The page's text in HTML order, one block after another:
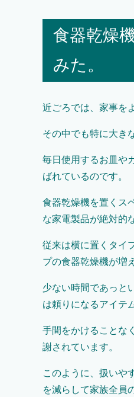
食器乾燥
みた。
近ごろでは、家事を
その中でも特に大き
毎日使用するお皿や
ばれているのです。
食器乾燥機を置くス
な家電製品が絶対的
従来は横に置くタイ
プの食器乾燥機が増
少ない時間であっと
は頼りになるアイテ
手間をかけることな
謝されています。
このように、扱いや
を減らして家族全員